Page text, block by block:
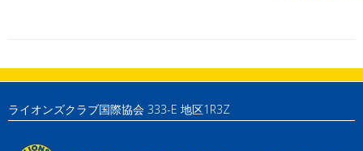
ライオンズクラブ国際協会 333-E 地区1R3Z